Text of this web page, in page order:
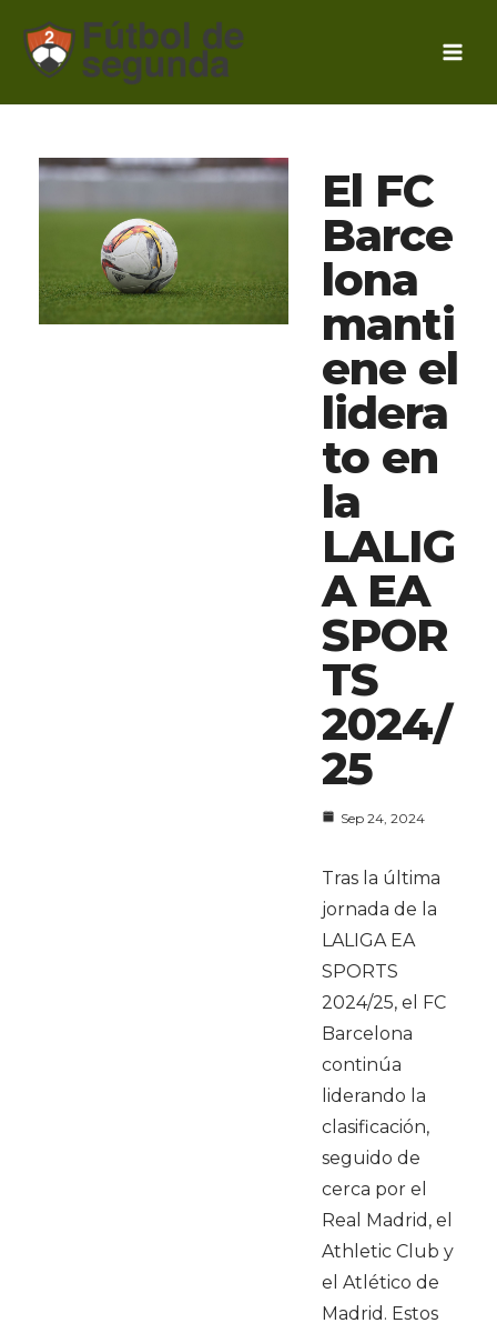
contenido
El FC
Barce
lona
manti
ene el
lidera
to en
la
LALIG
A EA
SPOR
TS
2024/
25
Sep 24, 2024
Tras la última
jornada de la
LALIGA EA
SPORTS
2024/25, el FC
Barcelona
continúa
liderando la
clasificación,
seguido de
cerca por el
Real Madrid, el
Athletic Club y
el Atlético de
Madrid. Estos